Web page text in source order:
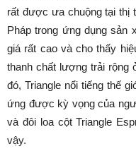
rất được ưa chuộng tại thị
Pháp trong ứng dụng sản
giá rất cao và cho thấy
thanh chất lượng trải rộng
đó, Triangle nổi tiếng thế
ứng được kỳ vọng của
và đôi loa cột Triangle
vậy.